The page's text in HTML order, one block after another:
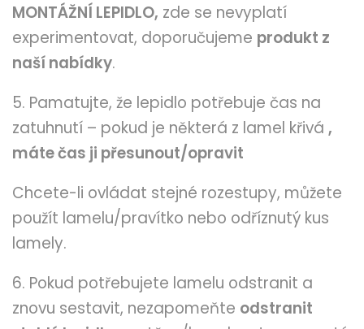
MONTÁŽNÍ LEPIDLO, zde se nevyplatí
experimentovat, doporučujeme produkt z
naší nabídky.
5. Pamatujte, že lepidlo potřebuje čas na
zatuhnutí – pokud je některá z lamel křivá ,
máte čas ji přesunout/opravit
Chcete-li ovládat stejné rozestupy, můžete
použít lamelu/pravítko nebo odříznutý kus
lamely.
6. Pokud potřebujete lamelu odstranit a
znovu sestavit, nezapomeňte odstranit